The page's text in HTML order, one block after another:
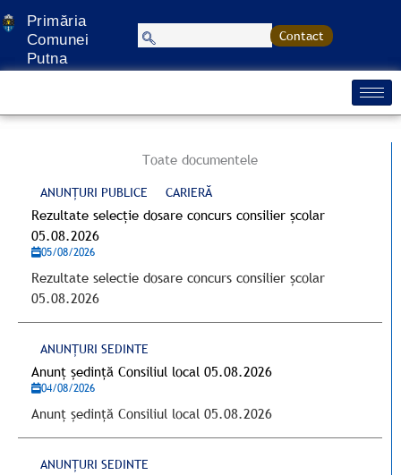
la
conținut
Primăria
Comunei
Putna
Contact
Toate documentele
ANUNȚURI PUBLICE CARIERĂ
Rezultate selecție dosare concurs consilier școlar
05.08.2026
05/08/2026
Rezultate selectie dosare concurs consilier școlar
05.08.2026
ANUNȚURI SEDINTE
Anunț ședință Consiliul local 05.08.2026
04/08/2026
Anunț ședință Consiliul local 05.08.2026
ANUNȚURI SEDINTE